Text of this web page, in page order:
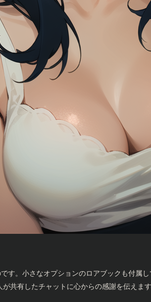
す。小さなオプションのロアブックも付属
共有したチャットに心からの感謝を伝え